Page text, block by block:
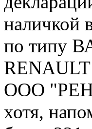
наличкой
по типу
RENAULT
ООО
хотя,